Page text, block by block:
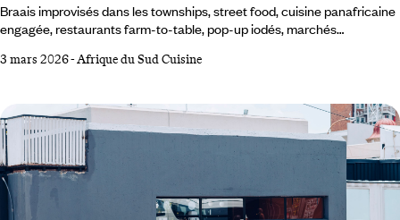
Braais improvisés dans les townships, street food, cuisine panafricaine
engagée, restaurants farm-to-table, pop-up iodés, marchés
scène culinaire sud-africaine conjugue héritages zoulou, afrikaner et
gastronomique aussi pluriel que le pays lui-même. L’art du braai Si
l’Afrique du Sud avait une saveur, cela serait sûrement celle du braai.
3 mars 2026-Afrique du Sud Cuisine